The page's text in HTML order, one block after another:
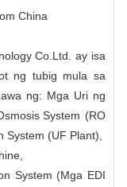
Co.Ltd. ay isa
ng tubig mula sa
ng: Mga Uri ng
System (RO
System (UF Plant)
System (Mga EDI